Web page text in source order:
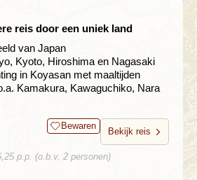
reis door een uniek land
van Japan
Kyoto, Hiroshima en Nagasaki
in Koyasan met maaltijden
Kamakura, Kawaguchiko, Nara
Bewaren
Bekijk reis
p.p. (o.b.v. 2 personen)